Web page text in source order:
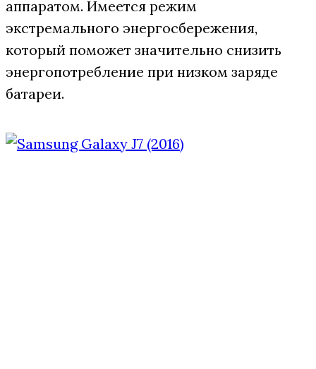
аппаратом. Имеется режим
экстремального энергосбережения,
который поможет значительно снизить
энергопотребление при низком заряде
батареи.